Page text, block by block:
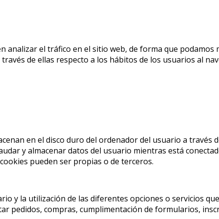
analizar el tráfico en el sitio web, de forma que
de ellas respecto a los hábitos de los usuarios al
en el disco duro del ordenador del usuario a través
y almacenar datos del usuario mientras está
pueden ser propias o de terceros.
y la utilización de las diferentes opciones o servicios
pedidos, compras, cumplimentación de formularios,